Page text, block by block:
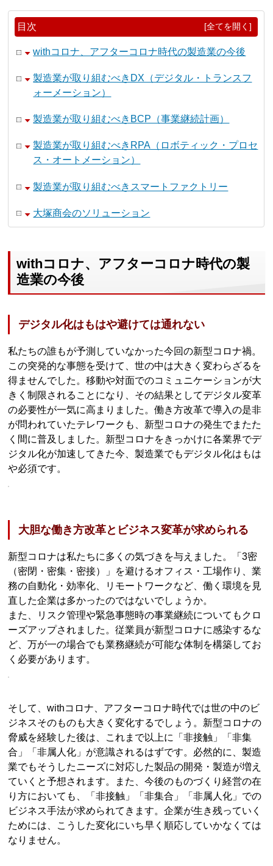
目次 [全てを開く]
withコロナ、アフターコロナ時代の製造業の今後
製造業が取り組むべきDX（デジタル・トランスフ
ォーメーション）
製造業が取り組むべきBCP（事業継続計画）
製造業が取り組むべきRPA（ロボティック・プロセ
ス・オートメーション）
製造業が取り組むべきスマートファクトリー
大塚商会のソリューション
withコロナ、アフターコロナ時代の製
造業の今後
デジタル化はもはや避けては通れない
私たちの誰もが予測していなかった今回の新型コロナ禍。
この突発的な事態を受けて、世の中は大きく変わらざるを
得ませんでした。移動や対面でのコミュニケーションが大
きく制限されることになり、その結果としてデジタル変革
の必要性が一気に高まりました。働き方改革で導入の是非
が問われていたテレワークも、新型コロナの発生でまたた
く間に普及しました。新型コロナをきっかけに各業界でデ
ジタル化が加速してきた今、製造業でもデジタル化はもは
や必須です。
大胆な働き方改革とビジネス変革が求められる
新型コロナは私たちに多くの気づきを与えました。「3密
（密閉・密集・密接）」を避けるオフィス・工場作り、業
務の自動化・効率化、リモートワークなど、働く環境を見
直した企業は多かったのではないでしょうか。
また、リスク管理や緊急事態時の事業継続についてもクロ
ーズアップされました。従業員が新型コロナに感染するな
ど、万が一の場合でも業務継続が可能な体制を構築してお
く必要があります。
そして、withコロナ、アフターコロナ時代では世の中のビ
ジネスそのものも大きく変化するでしょう。新型コロナの
脅威を経験した後は、これまで以上に「非接触」「非集
合」「非属人化」が意識されるはずです。必然的に、製造
業でもそうしたニーズに対応した製品の開発・製造が増え
ていくと予想されます。また、今後のものづくり経営の在
り方においても、「非接触」「非集合」「非属人化」での
ビジネス手法が求められてきます。企業が生き残っていく
ためには、こうした変化にいち早く順応していかなくては
なりません。